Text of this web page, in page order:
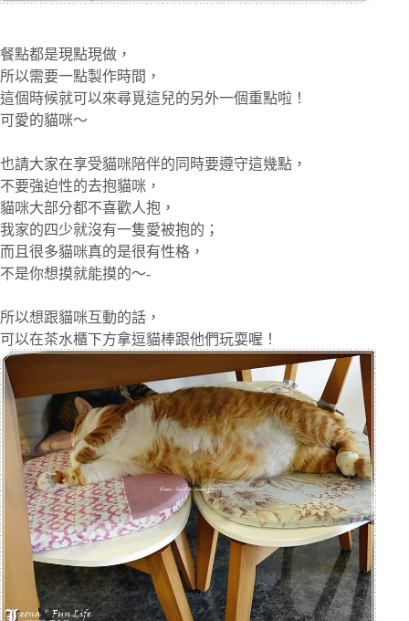
餐點都是現點現做，
所以需要一點製作時間，
這個時候就可以來尋覓這兒的另外一個重點啦！
可愛的貓咪～
也請大家在享受貓咪陪伴的同時要遵守這幾點，
不要強迫性的去抱貓咪，
貓咪大部分都不喜歡人抱，
我家的四少就沒有一隻愛被抱的；
而且很多貓咪真的是很有性格，
不是你想摸就能摸的～-
所以想跟貓咪互動的話，
可以在茶水櫃下方拿逗貓棒跟他們玩耍喔！